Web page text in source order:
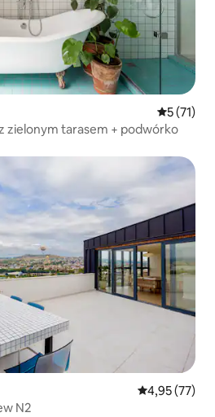
Średnia
5 (71)
zielonym tarasem + podwórko
Średnia
4,95 (77)
N2